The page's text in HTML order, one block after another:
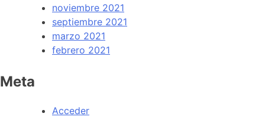
noviembre 2021
septiembre 2021
marzo 2021
febrero 2021
Meta
Acceder